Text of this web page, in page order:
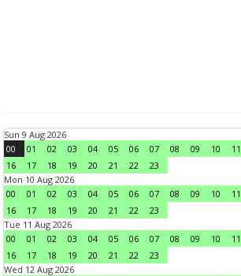
Sun 9 Aug 2026
00
01 02 03 04 05 06 07 08 09 10 11
16
17 18 19 20 21 22
23
Mon 10 Aug 2026
00
01 02 03 04 05 06 07 08 09 10 11
16
17 18 19 20 21 22
23
Tue 11 Aug 2026
00
01 02 03 04 05 06 07 08 09 10 11
16
17 18 19 20 21 22
23
Wed 12 Aug 2026